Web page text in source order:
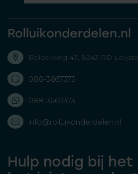
Rolluikonderdelen.nl
Bolderweg 43, 8243 RD
088-3667373
088-3667373
info@rolluikonderdelen.nl
Hulp nodig bij het